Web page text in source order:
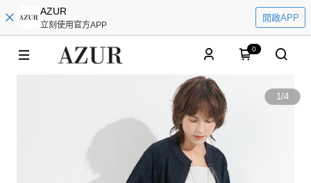
AZUR
立刻使用官方APP
開啟APP
0
1/4